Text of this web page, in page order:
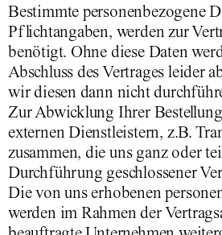
Bestimmte personenbezogene
Pflichtangaben, werden zur
benötigt. Ohne diese Daten
Abschluss des Vertrages leider
wir diesen dann nicht
Zur Abwicklung Ihrer
externen Dienstleistern, z.B.
zusammen, die uns ganz oder
Durchführung geschlossener
Die von uns erhobenen
werden im Rahmen der